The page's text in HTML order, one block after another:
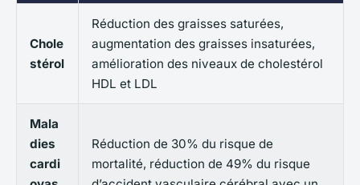
Chole
stérol
Réduction des graisses saturées,
augmentation des graisses insaturées,
amélioration des niveaux de cholestérol
HDL et LDL
Mala
dies
cardi
Réduction de 30% du risque de
mortalité, réduction de 49% du risque